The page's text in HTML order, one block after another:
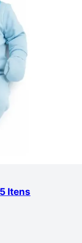
Itens